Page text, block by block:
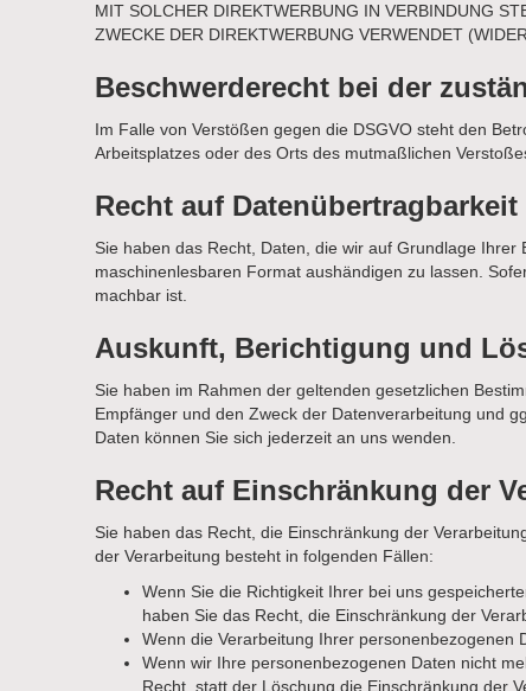
MIT SOLCHER DIREKTWERBUNG IN VERBINDUNG
ZWECKE DER DIREKTWERBUNG VERWENDET
Beschwerde­recht bei der
Im Falle von Verstößen gegen die DSGVO steht den
Arbeitsplatzes oder des Orts des mutmaßlichen
Recht auf Daten­übertrag­barkeit
Sie haben das Recht, Daten, die wir auf Grundlage
maschinenlesbaren Format aushändigen zu lassen.
machbar ist.
Auskunft, Berichtigung und
Sie haben im Rahmen der geltenden gesetzlichen
Empfänger und den Zweck der Datenverarbeitung und
Daten können Sie sich jederzeit an uns wenden.
Recht auf Einschränkung der
Sie haben das Recht, die Einschränkung der
der Verarbeitung besteht in folgenden Fällen:
Wenn Sie die Richtigkeit Ihrer bei uns
haben Sie das Recht, die Einschränkung der
Wenn die Verarbeitung Ihrer personenbezogenen
Wenn wir Ihre personenbezogenen Daten nicht
Recht, statt der Löschung die Einschränkung der